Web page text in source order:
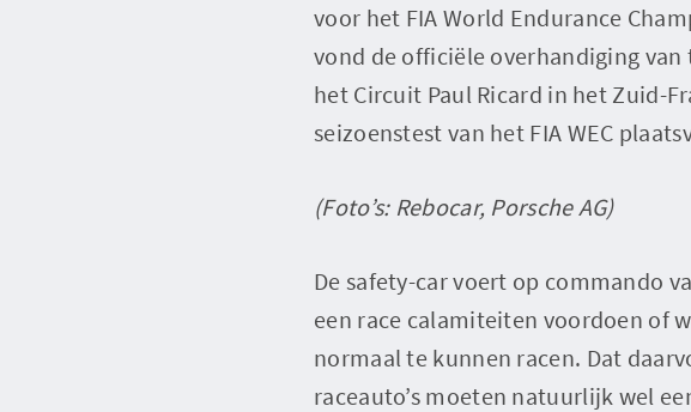
voor het FIA World Endurance
vond de officiële overhandiging van
het Circuit Paul Ricard in het Zuid-
seizoenstest van het FIA WEC
(Foto’s: Rebocar, Porsche AG)
De safety-car voert op commando
een race calamiteiten voordoen of
normaal te kunnen racen. Dat
raceauto’s moeten natuurlijk wel